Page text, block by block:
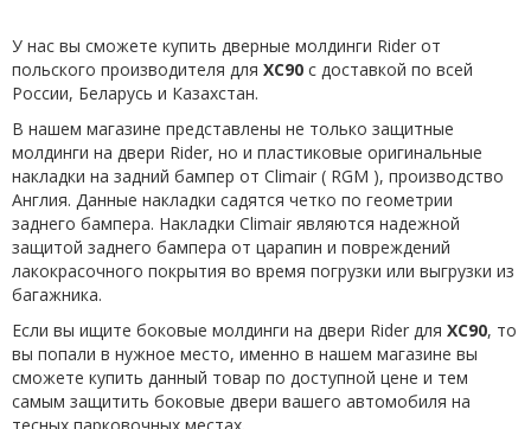
У нас вы сможете купить дверные молдинги Rider от
польского производителя для XC90 с доставкой по всей
России, Беларусь и Казахстан.
В нашем магазине представлены не только защитные
молдинги на двери Rider, но и пластиковые оригинальные
накладки на задний бампер от Climair ( RGM ), производство
Англия. Данные накладки садятся четко по геометрии
заднего бампера. Накладки Climair являются надежной
защитой заднего бампера от царапин и повреждений
лакокрасочного покрытия во время погрузки или выгрузки из
багажника.
Если вы ищите боковые молдинги на двери Rider для XC90, то
вы попали в нужное место, именно в нашем магазине вы
сможете купить данный товар по доступной цене и тем
самым защитить боковые двери вашего автомобиля на